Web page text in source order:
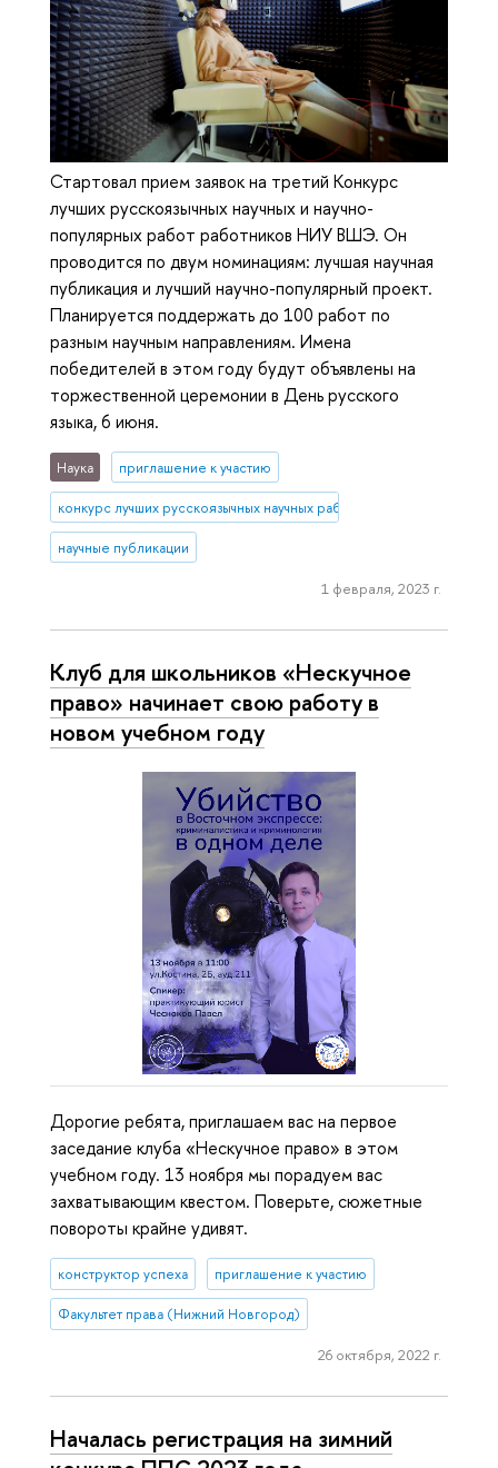
Стартовал прием заявок на третий Конкурс
лучших русскоязычных научных и научно-
популярных работ работников НИУ ВШЭ. Он
проводится по двум номинациям: лучшая научная
публикация и лучший научно-популярный проект.
Планируется поддержать до 100 работ по
разным научным направлениям. Имена
победителей в этом году будут объявлены на
торжественной церемонии в День русского
языка, 6 июня.
Наука приглашение к участию
конкурс лучших русскоязычных научных работ
научные публикации
1 февраля, 2023 г.
Клуб для школьников «Нескучное
право» начинает свою работу в
новом учебном году
Дорогие ребята, приглашаем вас на первое
заседание клуба «Нескучное право» в этом
учебном году. 13 ноября мы порадуем вас
захватывающим квестом. Поверьте, сюжетные
повороты крайне удивят.
конструктор успеха приглашение к участию
Факультет права (Нижний Новгород)
26 октября, 2022 г.
Началась регистрация на зимний